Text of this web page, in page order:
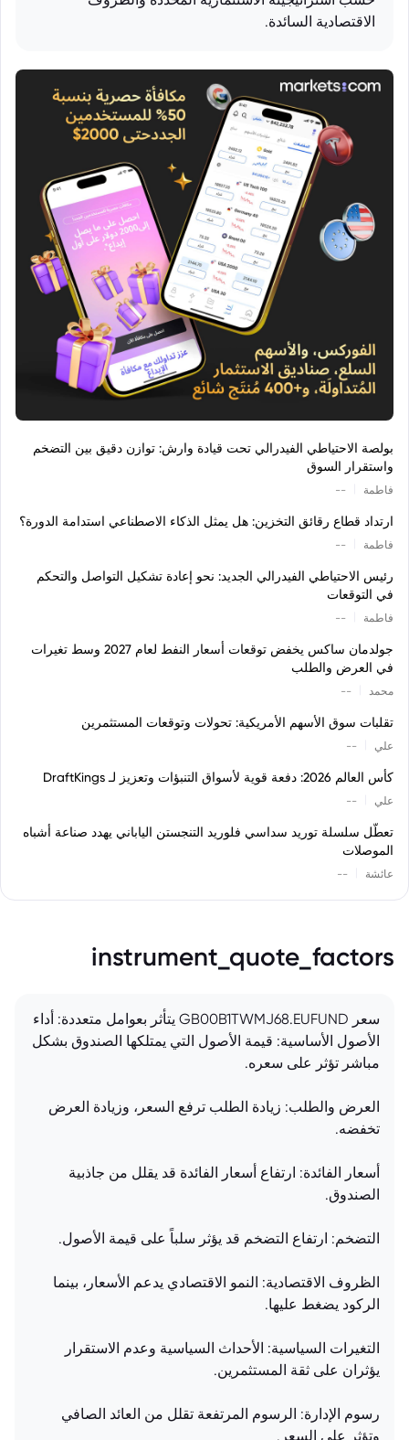
الاقتصادية السائدة.
بولصة الاحتياطي الفيدرالي تحت قيادة وارش: توازن دقيق بين التضخم
واستقرار السوق
فاطمة --
ارتداد قطاع رقائق التخزين: هل يمثل الذكاء الاصطناعي استدامة الدورة؟
فاطمة --
رئيس الاحتياطي الفيدرالي الجديد: نحو إعادة تشكيل التواصل والتحكم
في التوقعات
فاطمة --
جولدمان ساكس يخفض توقعات أسعار النفط لعام 2027 وسط تغيرات
في العرض والطلب
محمد --
تقلبات سوق الأسهم الأمريكية: تحولات وتوقعات المستثمرين
علي --
كأس العالم 2026: دفعة قوية لأسواق التنبؤات وتعزيز لـ DraftKings
علي --
تعطّل سلسلة توريد سداسي فلوريد التنجستن الياباني يهدد صناعة أشباه
الموصلات
عائشة --
instrument_quote_factors
سعر GB00B1TWMJ68.EUFUND يتأثر بعوامل متعددة: أداء
الأصول الأساسية: قيمة الأصول التي يمتلكها الصندوق بشكل
مباشر تؤثر على سعره.
العرض والطلب: زيادة الطلب ترفع السعر، وزيادة العرض
تخفضه.
أسعار الفائدة: ارتفاع أسعار الفائدة قد يقلل من جاذبية
الصندوق.
التضخم: ارتفاع التضخم قد يؤثر سلباً على قيمة الأصول.
الظروف الاقتصادية: النمو الاقتصادي يدعم الأسعار، بينما
الركود يضغط عليها.
التغيرات السياسية: الأحداث السياسية وعدم الاستقرار
يؤثران على ثقة المستثمرين.
رسوم الإدارة: الرسوم المرتفعة تقلل من العائد الصافي
وتؤثر على السعر.